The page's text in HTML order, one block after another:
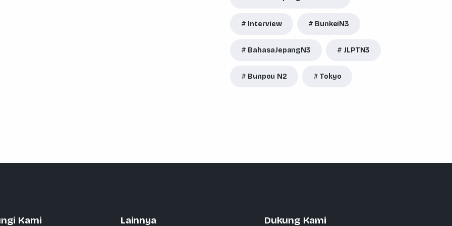
Interview BunkeiN3
BahasaJepangN3 JLPTN3
Bunpou N2 Tokyo
Kami Lainnya Dukung Kami